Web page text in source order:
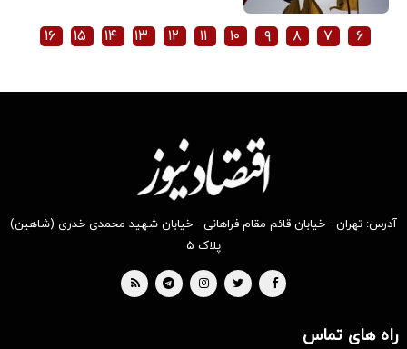
۶ ۷ ۸ ۹ ۱۰ ۱۱ ۱۲ ۱۳ ۱۴ ۱۵ ۱۶
آدرس: تهران - خیابان قائم مقام فراهانی - خیابان شهید محمدی خدری (شاهین)
پلاک ۵
راه های تماس